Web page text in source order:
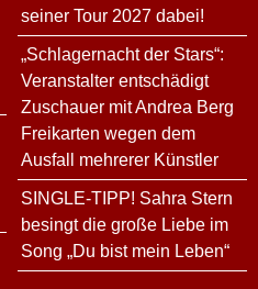
seiner Tour 2027 dabei!
„Schlagernacht der Stars“:
Veranstalter entschädigt
Zuschauer mit Andrea Berg
Freikarten wegen dem
Ausfall mehrerer Künstler
SINGLE-TIPP! Sahra Stern
besingt die große Liebe im
Song „Du bist mein Leben“